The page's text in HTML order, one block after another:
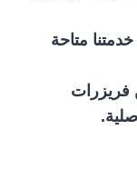
متاحة
فريزرات